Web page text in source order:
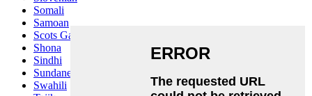
Somali
Samoan
Scots Gaelic
Shona
Sindhi
Sundanese
Swahili